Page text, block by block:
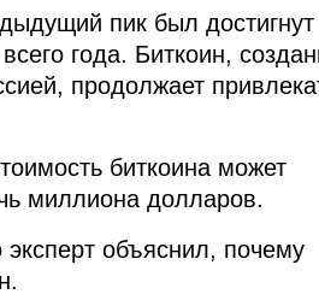
пик был достигнут
года. Биткоин,
продолжает
биткоина может
миллиона долларов.
эксперт объяснил, почему